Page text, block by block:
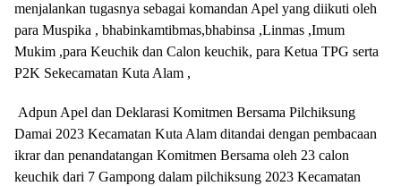
menjalankan tugasnya sebagai komandan Apel yang diikuti oleh
para Muspika , bhabinkamtibmas,bhabinsa ,Linmas ,Imum
Mukim ,para Keuchik dan Calon keuchik, para Ketua TPG serta
P2K Sekecamatan Kuta Alam ,
Adpun Apel dan Deklarasi Komitmen Bersama Pilchiksung
Damai 2023 Kecamatan Kuta Alam ditandai dengan pembacaan
ikrar dan penandatangan Komitmen Bersama oleh 23 calon
keuchik dari 7 Gampong dalam pilchiksung 2023 Kecamatan